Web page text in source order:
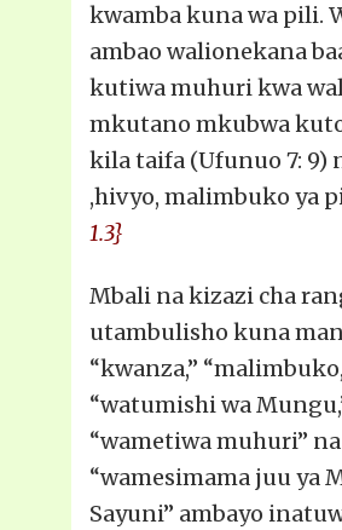
kwamba kuna wa pili.
ambao walionekana
kutiwa muhuri kwa
mkutano mkubwa
kila taifa (Ufunuo 7: 9)
,hivyo, malimbuko ya
1.3}
Mbali na kizazi cha
utambulisho kuna
“kwanza,”
“watumishi wa
“wametiwa muhuri” na
“wamesimama juu ya
Sayuni” ambayo